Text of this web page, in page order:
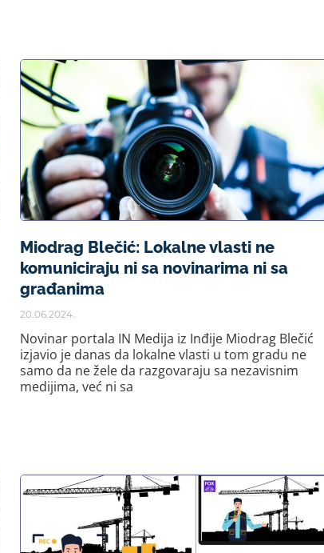
Miodrag Blečić: Lokalne vlasti ne
komuniciraju ni sa novinarima ni sa
građanima
20.06.2024.
Novinar portala IN Medija iz Inđije Miodrag Blečić
izjavio je danas da lokalne vlasti u tom gradu ne
samo da ne žele da razgovaraju sa nezavisnim
medijima, već ni sa